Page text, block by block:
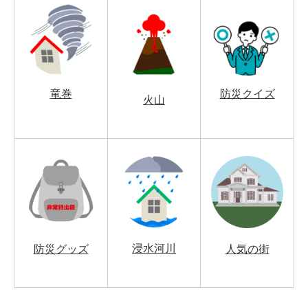
竜巻
火山
防災クイズ
防災グッズ 浸水河川 人気の街